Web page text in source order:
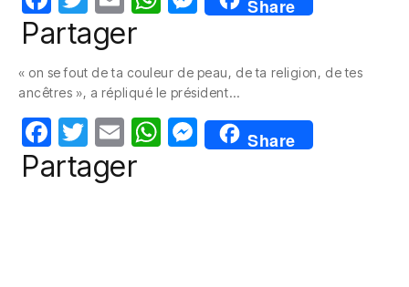
a
e
b
o
o
w
itt
er
m
s
A
p
e
e
n
g
Share
Partager
« on se fout de ta couleur de peau, de ta religion, de tes
ancêtres », a répliqué le président…
F
a
T
w
itt
E
m
W M
e
Share
Partager